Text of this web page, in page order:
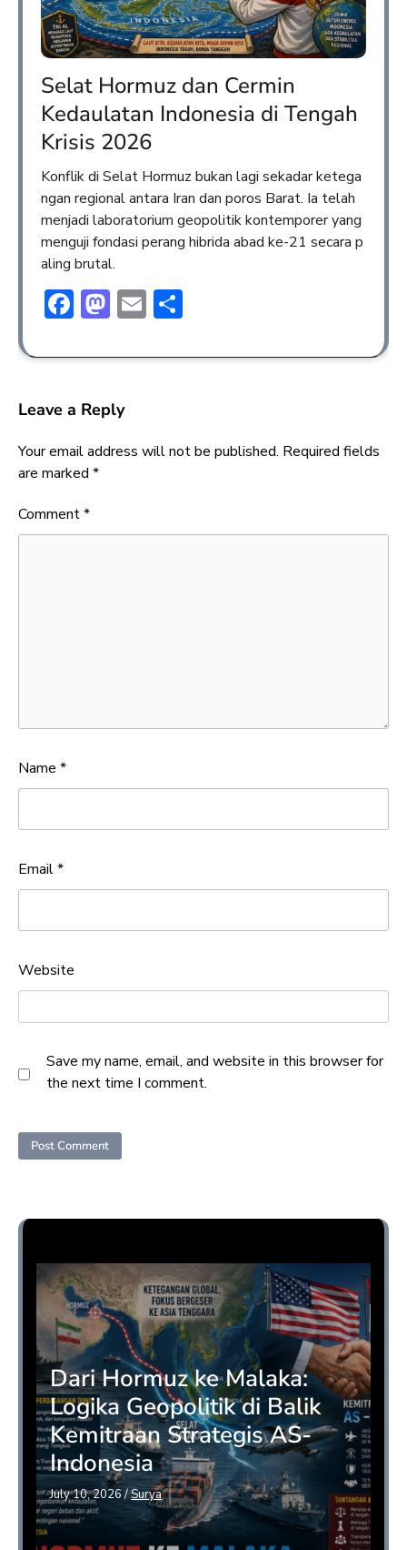
Selat Hormuz dan Cermin
Kedaulatan Indonesia di Tengah
Krisis 2026
Konflik di Selat Hormuz bukan lagi sekadar ketega
ngan regional antara Iran dan poros Barat. Ia telah
menjadi laboratorium geopolitik kontemporer yang
menguji fondasi perang hibrida abad ke-21 secara p
aling brutal.
Facebook
Mastodon
Email
Leave a Reply
Your email address will not be published. Required fields
are marked *
Comment*
Name *
Email*
Website
Save my name, email, and website in this browser for
the next time I comment.
Dari Hormuz ke Malaka:
Logika Geopolitik di Balik
Kemitraan Strategis AS-
Indonesia
July 10, 2026/Surya